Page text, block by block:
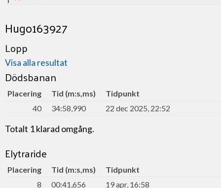
Hugo163927
Lopp
Visa alla resultat
Dödsbanan
Placering Tid (m:s,ms)
Tidpunkt
40
34:58,990 22 dec 2025, 22:52
Totalt 1 klarad omgång.
Elytraride
Placering Tid (m:s,ms)
Tidpunkt
8
00:41,656
19 apr, 16:58